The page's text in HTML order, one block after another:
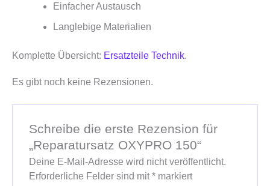
Einfacher Austausch
Langlebige Materialien
Komplette Übersicht: Ersatzteile Technik.
Es gibt noch keine Rezensionen.
Schreibe die erste Rezension für
„Reparatursatz OXYPRO 150“
Deine E-Mail-Adresse wird nicht veröffentlicht.
Erforderliche Felder sind mit*markiert